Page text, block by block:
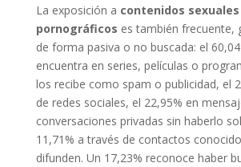
La exposición a contenidos sexuales
pornográficos es también frecuente,
de forma pasiva o no buscada: el
encuentra en series, películas o
los recibe como spam o publicidad, el
de redes sociales, el 22,95% en
conversaciones privadas sin haberlo
11,71% a través de contactos
difunden. Un 17,23% reconoce haber